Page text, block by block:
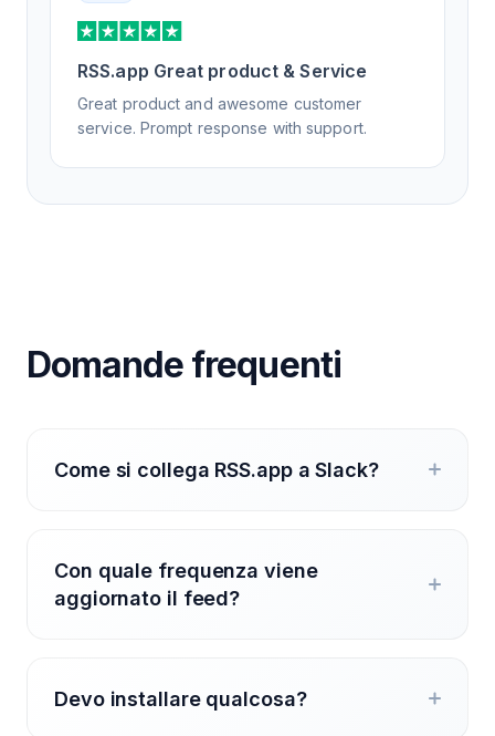
RSS.app Great product & Service
Great product and awesome customer
service. Prompt response with support.
Domande frequenti
Come si collega RSS.app a Slack?
Con quale frequenza viene
aggiornato il feed?
Devo installare qualcosa?